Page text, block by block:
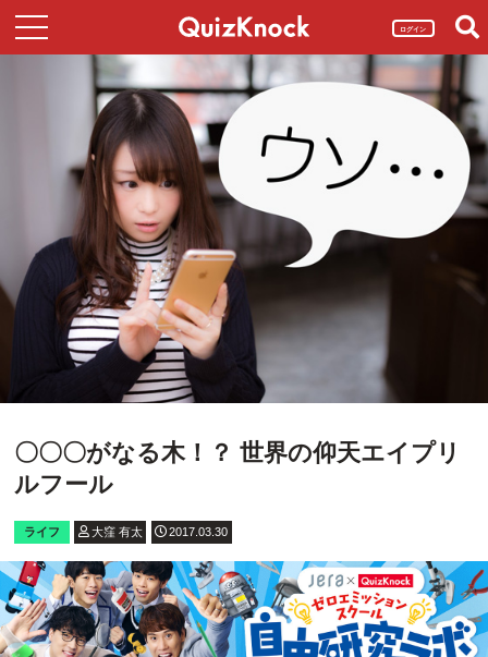
ログイン
〇〇〇がなる木！？ 世界の仰天エイプリ
ルフール
ライフ 大窪 有太 2017.03.30